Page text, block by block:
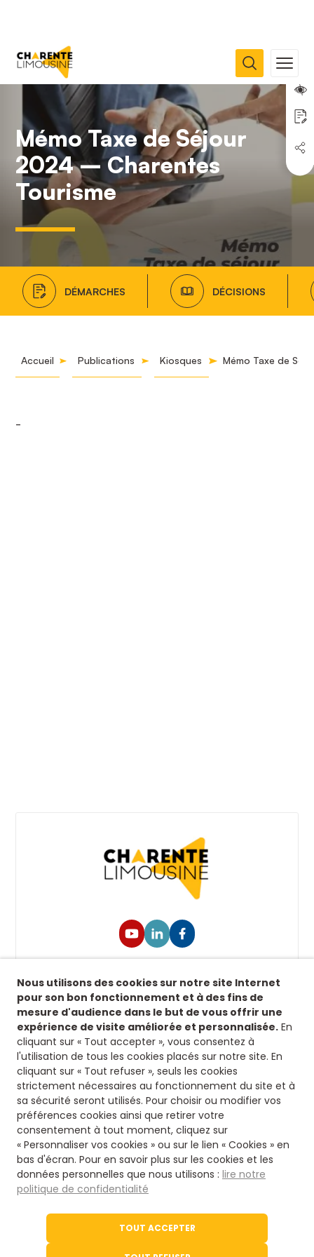
Mémo Taxe de Séjour
2024 – Charentes
Tourisme
DÉMARCHES DÉCISIONS
Accueil Publications Kiosques Mémo Taxe de
-
Retrouvez-nous sur nos réseaux sociaux afin de
suivre toutes nos actualités.
Siège
8 rue fontaines des jardins
16500 Confolens
Nous contacter
05 45 84 14 08
Via notre formulaire
Le site de l'office du Tourisme
Nous utilisons des cookies sur notre site Internet
pour son bon fonctionnement et à des fins de
mesure d'audience dans le but de vous offrir une
expérience de visite améliorée et personnalisée. En
cliquant sur « Tout accepter », vous consentez à
l'utilisation de tous les cookies placés sur notre site. En
cliquant sur « Tout refuser », seuls les cookies
strictement nécessaires au fonctionnement du site et à
sa sécurité seront utilisés. Pour choisir ou modifier vos
préférences cookies ainsi que retirer votre
consentement à tout moment, cliquez sur
« Personnaliser vos cookies » ou sur le lien « Cookies » en
bas d'écran. Pour en savoir plus sur les cookies et les
données personnelles que nous utilisons : lire notre
politique de confidentialité
TOUT ACCEPTER